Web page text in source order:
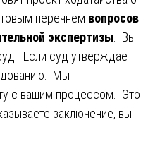
перечнем вопросов
экспертизы . Вы
Если суд утверждает
Мы
с вашим процессом. Это
заключение, вы